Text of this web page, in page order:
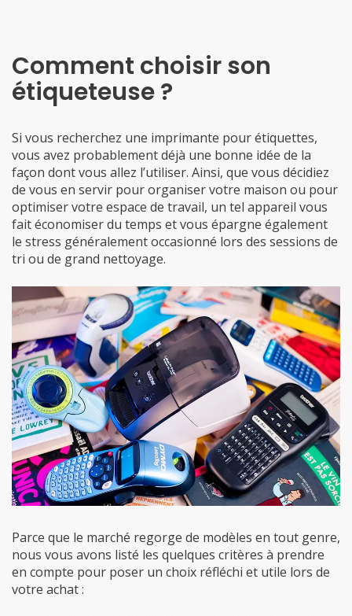
Comment choisir son
étiqueteuse ?
Si vous recherchez une imprimante pour étiquettes,
vous avez probablement déjà une bonne idée de la
façon dont vous allez l’utiliser. Ainsi, que vous décidiez
de vous en servir pour organiser votre maison ou pour
optimiser votre espace de travail, un tel appareil vous
fait économiser du temps et vous épargne également
le stress généralement occasionné lors des sessions de
tri ou de grand nettoyage.
Parce que le marché regorge de modèles en tout genre,
nous vous avons listé les quelques critères à prendre
en compte pour poser un choix réfléchi et utile lors de
votre achat :